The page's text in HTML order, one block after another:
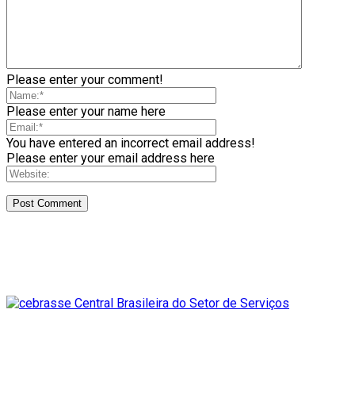
Please enter your comment!
Please enter your name here
You have entered an incorrect email address!
Please enter your email address here